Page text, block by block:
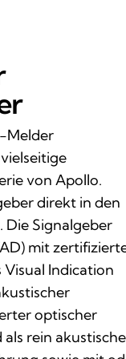
Melder
von Apollo.
direkt in den
Die Signalgeber
mit
Indication
optischer
rein akustische